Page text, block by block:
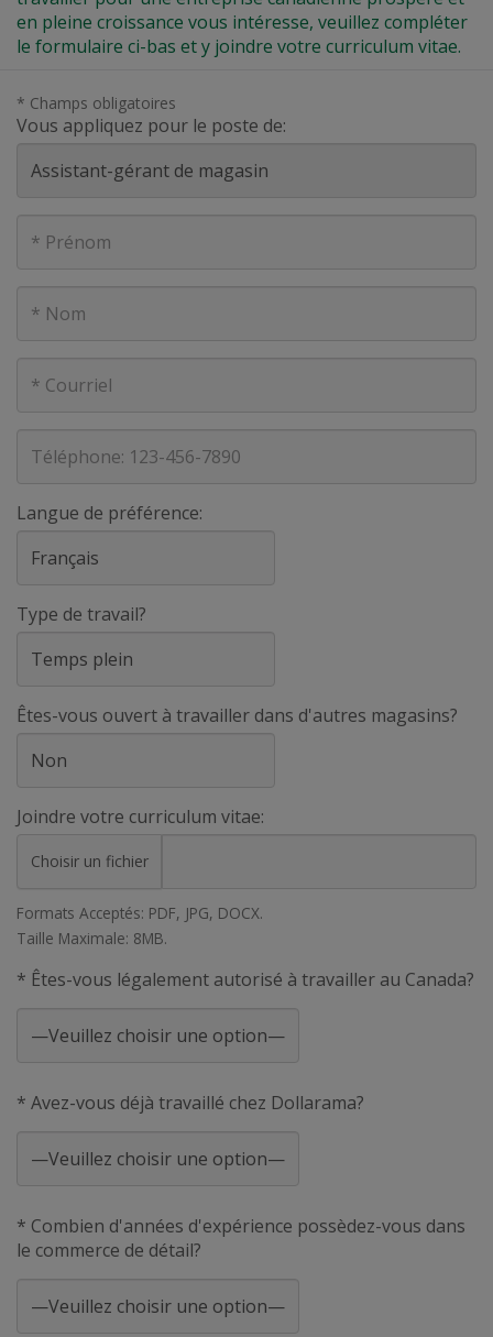
en pleine croissance vous intéresse, veuillez compléter
le formulaire ci-bas et y joindre votre curriculum vitae.
* Champs obligatoires
Vous appliquez pour le poste de:
Langue de préférence:
Type de travail?
Êtes-vous ouvert à travailler dans d'autres magasins?
Joindre votre curriculum vitae:
Choisir un fichier
Formats Acceptés: PDF, JPG, DOCX.
Taille Maximale: 8MB.
* Êtes-vous légalement autorisé à travailler au Canada?
* Avez-vous déjà travaillé chez Dollarama?
* Combien d'années d'expérience possèdez-vous dans
le commerce de détail?